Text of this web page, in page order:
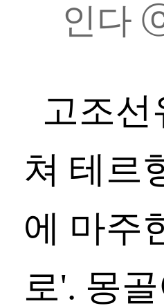
인다
고조
쳐 테르
에 마주
로'. 몽